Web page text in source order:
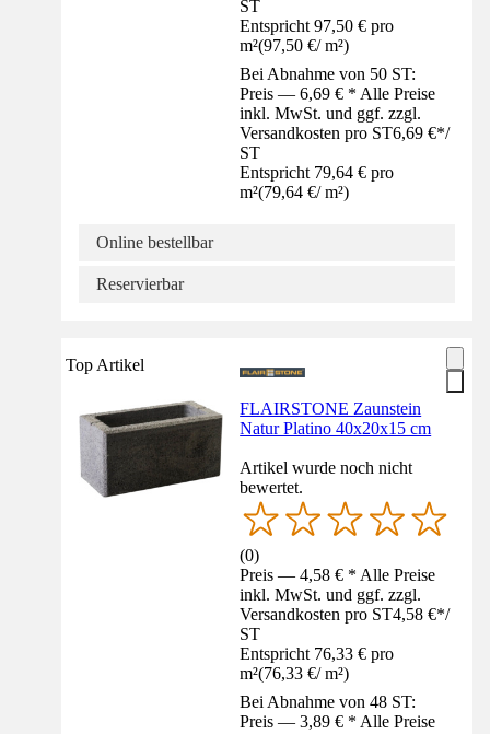
ST
Entspricht 97,50 € pro
m²(97,50 €/ m²)
Bei Abnahme von 50 ST:
Preis — 6,69 € * Alle Preise
inkl. MwSt. und ggf. zzgl.
Versandkosten pro ST6,69 €*/
ST
Entspricht 79,64 € pro
m²(79,64 €/ m²)
Online bestellbar
Reservierbar
Top Artikel
FLAIRSTONE Zaunstein
Natur Platino 40x20x15 cm
Artikel wurde noch nicht
bewertet.
(0)
Preis — 4,58 € * Alle Preise
inkl. MwSt. und ggf. zzgl.
Versandkosten pro ST4,58 €*/
ST
Entspricht 76,33 € pro
m²(76,33 €/ m²)
Bei Abnahme von 48 ST:
Preis — 3,89 € * Alle Preise